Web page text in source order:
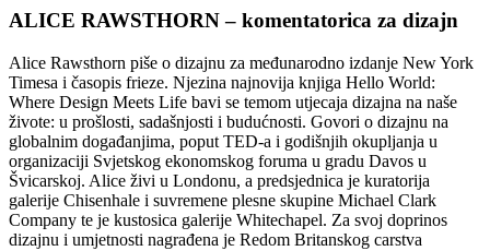
ALICE RAWSTHORN – komentatorica za dizajn
Alice Rawsthorn piše o dizajnu za međunarodno izdanje New York
Timesa i časopis frieze. Njezina najnovija knjiga Hello World:
Where Design Meets Life bavi se temom utjecaja dizajna na naše
živote: u prošlosti, sadašnjosti i budućnosti. Govori o dizajnu na
globalnim događanjima, poput TED-a i godišnjih okupljanja u
organizaciji Svjetskog ekonomskog foruma u gradu Davos u
Švicarskoj. Alice živi u Londonu, a predsjednica je kuratorija
galerije Chisenhale i suvremene plesne skupine Michael Clark
Company te je kustosica galerije Whitechapel. Za svoj doprinos
dizajnu i umjetnosti nagrađena je Redom Britanskog carstva